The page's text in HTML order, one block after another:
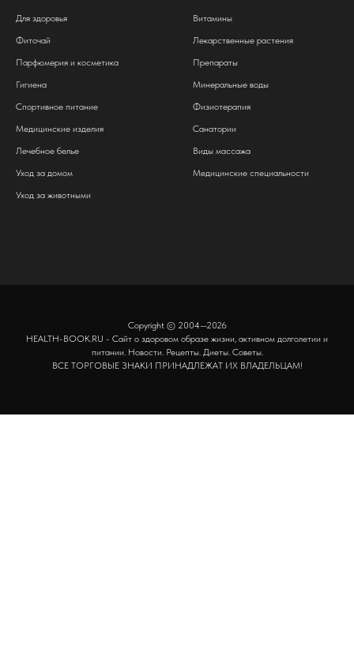
Для здоровья
Фиточай
Парфюмерия и косметика
Гигиена
Спортивное питание
Медицинские изделия
Лечебное белье
Уход за домом
Уход за животными
Витамины
Лекарственные растения
Препараты
Минеральные воды
Физиотерапия
Санатории
Виды массажа
Медицинские специальности
Copyright © 2004—2026
HEALTH-BOOK.RU - Сайт о здоровом образе жизни, активном долголетии и
питании. Новости. Рецепты. Диеты. Советы.
ВСЕ ТОРГОВЫЕ ЗНАКИ ПРИНАДЛЕЖАТ ИХ ВЛАДЕЛЬЦАМ!